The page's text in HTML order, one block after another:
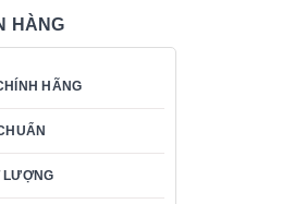
HÀNG
HÃNG
LƯỢNG